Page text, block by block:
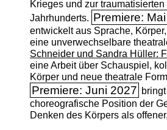
Krieges und zur
Jahrhunderts. Premiere:
entwickelt aus Sprache,
eine unverwechselbare
Schneider und Sandra Hüller:
eine Arbeit über Schauspiel,
Körper und neue theatrale
Premiere: Juni 2027
choreografische Position der
Denken des Körpers als